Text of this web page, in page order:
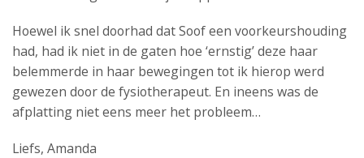
Hoewel ik snel doorhad dat Soof een voorkeurshouding
had, had ik niet in de gaten hoe ‘ernstig’ deze haar
belemmerde in haar bewegingen tot ik hierop werd
gewezen door de fysiotherapeut. En ineens was de
afplatting niet eens meer het probleem…
Liefs, Amanda